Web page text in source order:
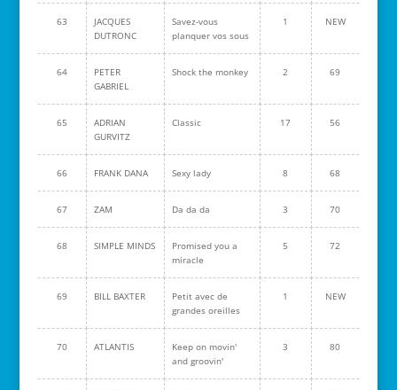
63
JACQUES
DUTRONC
Savez-vous
planquer vos sous
1 NEW
64
PETER
GABRIEL
Shock the monkey 2 69
65
ADRIAN
GURVITZ
Classic 17 56
66 FRANK DANA Sexy lady 8 68
67 ZAM Da da da 3 70
68 SIMPLE MINDS
Promised you a
miracle
5 72
69 BILL BAXTER
Petit avec de
grandes oreilles
1 NEW
70 ATLANTIS
Keep on movin'
and groovin'
3 80